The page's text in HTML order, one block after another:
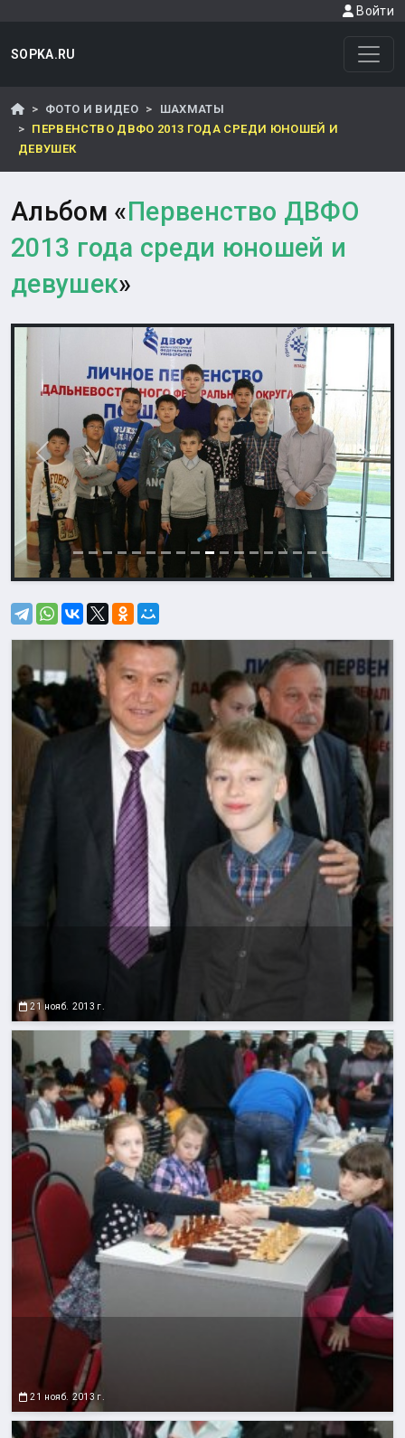
Войти
SOPKA.RU
ФОТО И ВИДЕО
ШАХМАТЫ
ПЕРВЕНСТВО ДВФО 2013 ГОДА СРЕДИ ЮНОШЕЙ И
ДЕВУШЕК
Альбом «Первенство ДВФО
2013 года среди юношей и
девушек»
Назад
21 нояб. 2013 г.
21 нояб. 2013 г.